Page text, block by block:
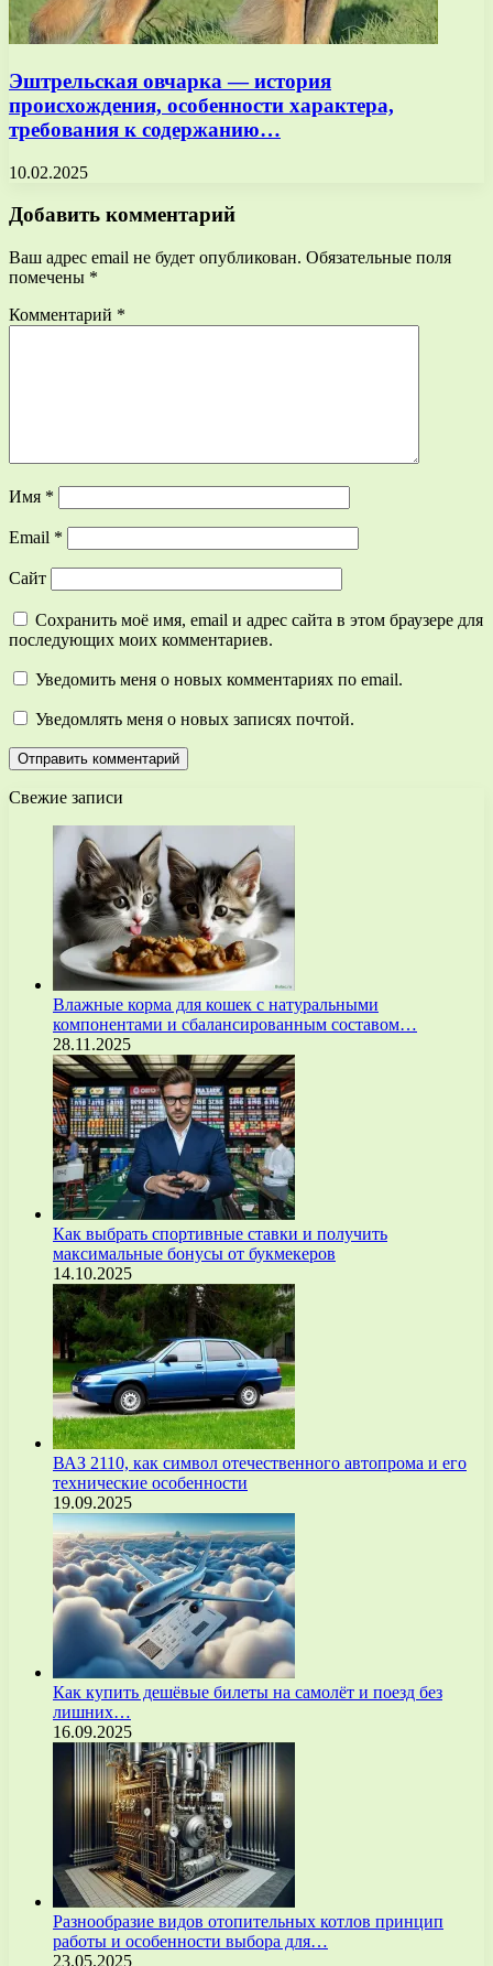
Эштрельская овчарка — история
происхождения, особенности характера,
требования к содержанию…
10.02.2025
Добавить комментарий
Ваш адрес email не будет опубликован. Обязательные поля
помечены *
Комментарий *
Имя *
Email *
Сайт
Сохранить моё имя, email и адрес сайта в этом браузере для
последующих моих комментариев.
Уведомить меня о новых комментариях по email.
Уведомлять меня о новых записях почтой.
Свежие записи
Влажные корма для кошек с натуральными
компонентами и сбалансированным составом…
28.11.2025
Как выбрать спортивные ставки и получить
максимальные бонусы от букмекеров
14.10.2025
ВАЗ 2110, как символ отечественного автопрома и его
технические особенности
19.09.2025
Как купить дешёвые билеты на самолёт и поезд без
лишних…
16.09.2025
Разнообразие видов отопительных котлов принцип
работы и особенности выбора для…
23.05.2025